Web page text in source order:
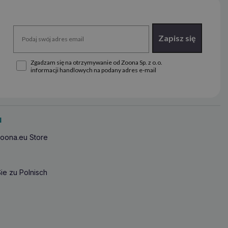
Zapisz się
Zgadzam się na otrzymywanie od Zoona Sp. z o.o.
informacji handlowych na podany adres e-mail
Store
zu Polnisch